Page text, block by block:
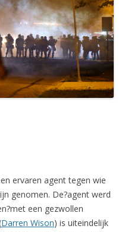
ervaren agent tegen wie
genomen. De?agent werd
een gezwollen
Darren Wison) is uiteindelijk